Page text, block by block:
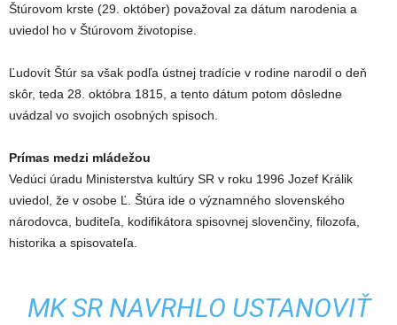
Štúrovom krste (29. október) považoval za dátum narodenia a
uviedol ho v Štúrovom životopise.
Ľudovít Štúr sa však podľa ústnej tradície v rodine narodil o deň
skôr, teda 28. októbra 1815, a tento dátum potom dôsledne
uvádzal vo svojich osobných spisoch.
Prímas medzi mládežou
Vedúci úradu Ministerstva kultúry SR v roku 1996 Jozef Králik
uviedol, že v osobe Ľ. Štúra ide o významného slovenského
národovca, buditeľa, kodifikátora spisovnej slovenčiny, filozofa,
historika a spisovateľa.
MK SR NAVRHLO USTANOVIŤ